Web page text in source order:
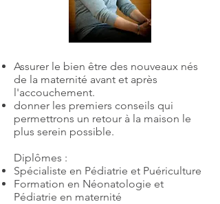
Assurer le bien être des nouveaux nés
de la maternité avant et après
l'accouchement.
donner les premiers conseils qui
permettrons un retour à la maison le
plus serein possible.
Diplômes :
Spécialiste en Pédiatrie et Puériculture
Formation en Néonatologie et
Pédiatrie en maternité